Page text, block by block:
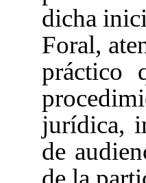
dicha
Foral,
práctico
jurídica,
de